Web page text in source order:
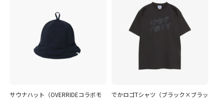
サウナハット（OVERRIDEコラボモ
でかロゴTシャツ（ブラック×ブラッ